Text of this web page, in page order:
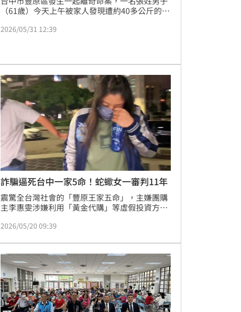
（61歲）今天上午被家人發現遭約40多公斤的冰
場時，確認張男已明顯死亡，未予送醫。
2026/05/31 12:39
詐騙逼死台中一家5命！蛇蠍女一審判11年
震驚全台灣社會的「豐原王家五命」，主嫌團購
主李惠雯涉嫌利用「黃金代購」等虛假投資方案
段無止盡榨乾王家資產，最終導致王家五口在無
路。檢方痛斥李女手段惡劣、間接害死 5 條人
命，依法重求有期徒刑 15 年以上。在歷經大半
年審理台中地方法院定於今日（20 日）上午9時
30分宣判，李惠雯
2026/05/20 09:39